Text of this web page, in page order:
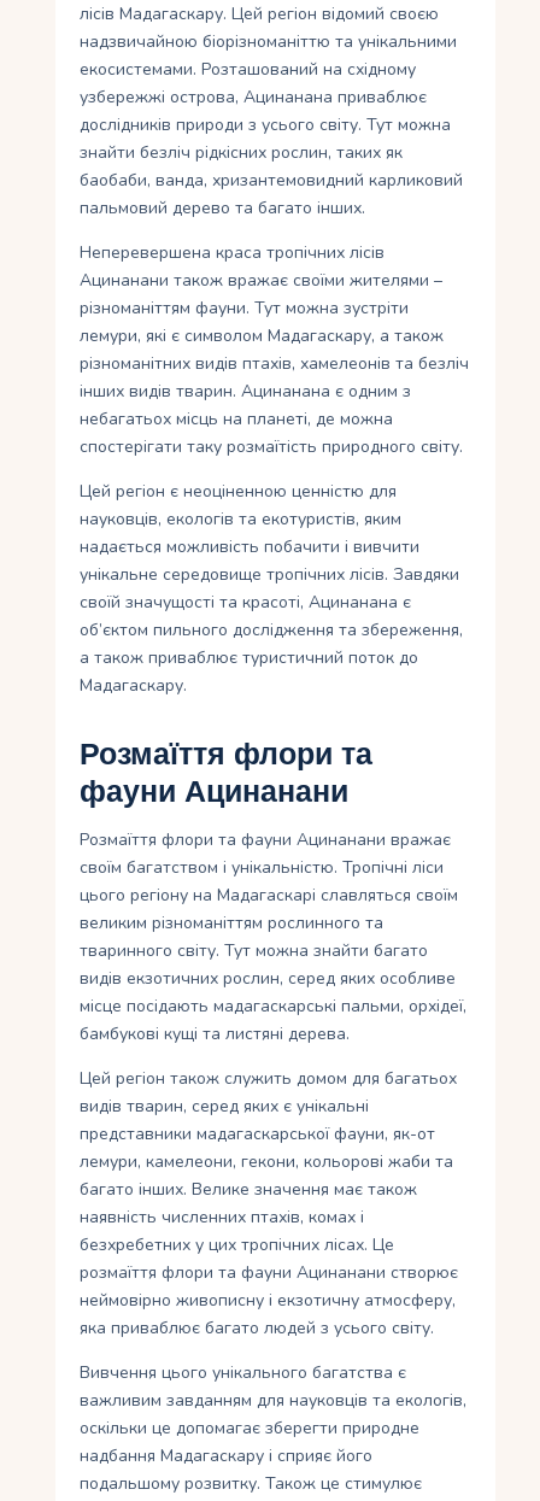
лісів Мадагаскару. Цей регіон відомий своєю
надзвичайною біорізноманіттю та унікальними
екосистемами. Розташований на східному
узбережжі острова, Ацинанана приваблює
дослідників природи з усього світу. Тут можна
знайти безліч рідкісних рослин, таких як
баобаби, ванда, хризантемовидний карликовий
пальмовий дерево та багато інших.
Неперевершена краса тропічних лісів
Ацинанани також вражає своїми жителями –
різноманіттям фауни. Тут можна зустріти
лемури, які є символом Мадагаскару, а також
різноманітних видів птахів, хамелеонів та безліч
інших видів тварин. Ацинанана є одним з
небагатьох місць на планеті, де можна
спостерігати таку розмаїтість природного світу.
Цей регіон є неоціненною ценністю для
науковців, екологів та екотуристів, яким
надається можливість побачити і вивчити
унікальне середовище тропічних лісів. Завдяки
своїй значущості та красоті, Ацинанана є
об’єктом пильного дослідження та збереження,
а також приваблює туристичний поток до
Мадагаскару.
Розмаїття флори та
фауни Ацинанани
Розмаїття флори та фауни Ацинанани вражає
своїм багатством і унікальністю. Тропічні ліси
цього регіону на Мадагаскарі славляться своїм
великим різноманіттям рослинного та
тваринного світу. Тут можна знайти багато
видів екзотичних рослин, серед яких особливе
місце посідають мадагаскарські пальми, орхідеї,
бамбукові кущі та листяні дерева.
Цей регіон також служить домом для багатьох
видів тварин, серед яких є унікальні
представники мадагаскарської фауни, як-от
лемури, камелеони, гекони, кольорові жаби та
багато інших. Велике значення має також
наявність численних птахів, комах і
безхребетних у цих тропічних лісах. Це
розмаїття флори та фауни Ацинанани створює
неймовірно живописну і екзотичну атмосферу,
яка приваблює багато людей з усього світу.
Вивчення цього унікального багатства є
важливим завданням для науковців та екологів,
оскільки це допомагає зберегти природне
надбання Мадагаскару і сприяє його
подальшому розвитку. Також це стимулює